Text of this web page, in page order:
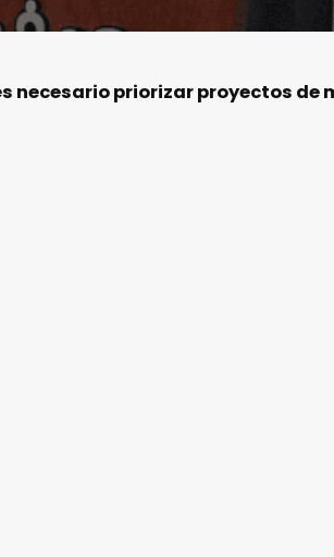
necesario priorizar proyectos de